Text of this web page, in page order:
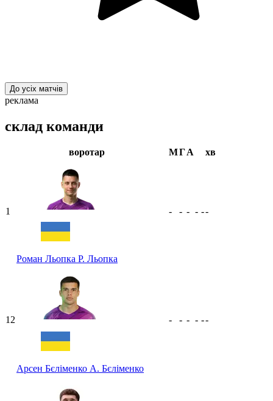
До усіх матчів
реклама
склад команди
воротар МГА хв
1
Роман Льопка Р. Льопка
- - - - --
12
Арсен Бєліменко А. Бєліменко
- - - - --